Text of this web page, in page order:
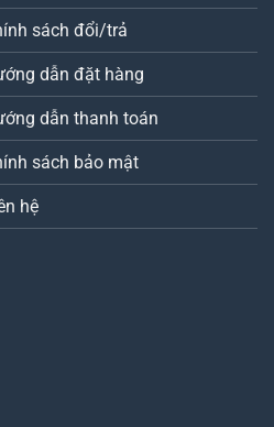
sách đổi/trả
dẫn đặt hàng
dẫn thanh toán
sách bảo mật
hệ